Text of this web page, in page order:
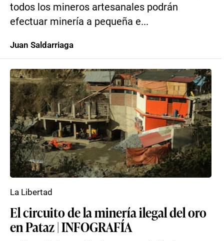
todos los mineros artesanales podrán
efectuar minería a pequeña e...
Juan Saldarriaga
El circuito de la minería ilegal del oro
en Pataz | INFOGRAFÍA
La Libertad